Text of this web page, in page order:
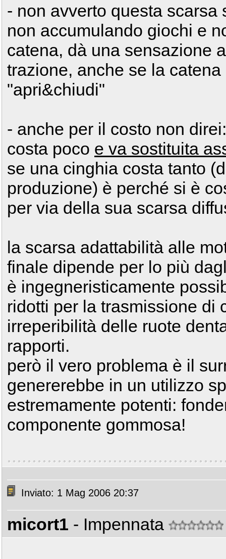
- non avverto questa
non accumulando giochi e
catena, dà una sensazione
trazione, anche se la
"apri&chiudi"
- anche per il costo non
costa poco e va sostituita
se una cinghia costa tanto
produzione) è perché si è
per via della sua scarsa
la scarsa adattabilità alle
finale dipende per lo più
è ingegneristicamente
ridotti per la trasmissione di
irreperibilità delle ruote
rapporti.
però il vero problema è il
genererebbe in un utilizzo
estremamente potenti:
componente gommosa!
Inviato: 1 Mag 2006 20:37
micort1 - Impennata